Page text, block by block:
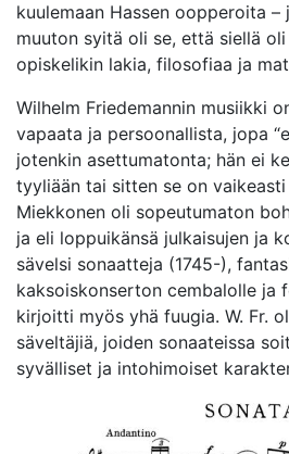
kuulemaan Hassen oopperoita
muuton syitä oli se, että siellä
opiskelikin lakia, filosofiaa ja
Wilhelm Friedemannin musiikki
vapaata ja persoonallista, jopa
jotenkin asettumatonta; hän ei
tyyliään tai sitten se on
Miekkonen oli sopeutumaton
ja eli loppuikänsä julkaisujen ja
sävelsi sonaatteja (1745-),
kaksoiskonserton cembalolle ja
kirjoitti myös yhä fuugia. W. Fr.
säveltäjiä, joiden sonaateissa
syvälliset ja intohimoiset